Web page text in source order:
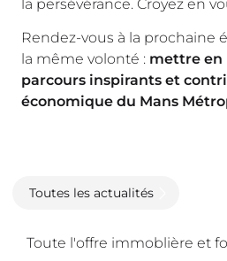
Toute l'offre immoblière et
la persévérance. Croyez en
Rendez-vous à la prochaine
la même volonté : mettre en
parcours inspirants et
économique du Mans
Toutes les actualités